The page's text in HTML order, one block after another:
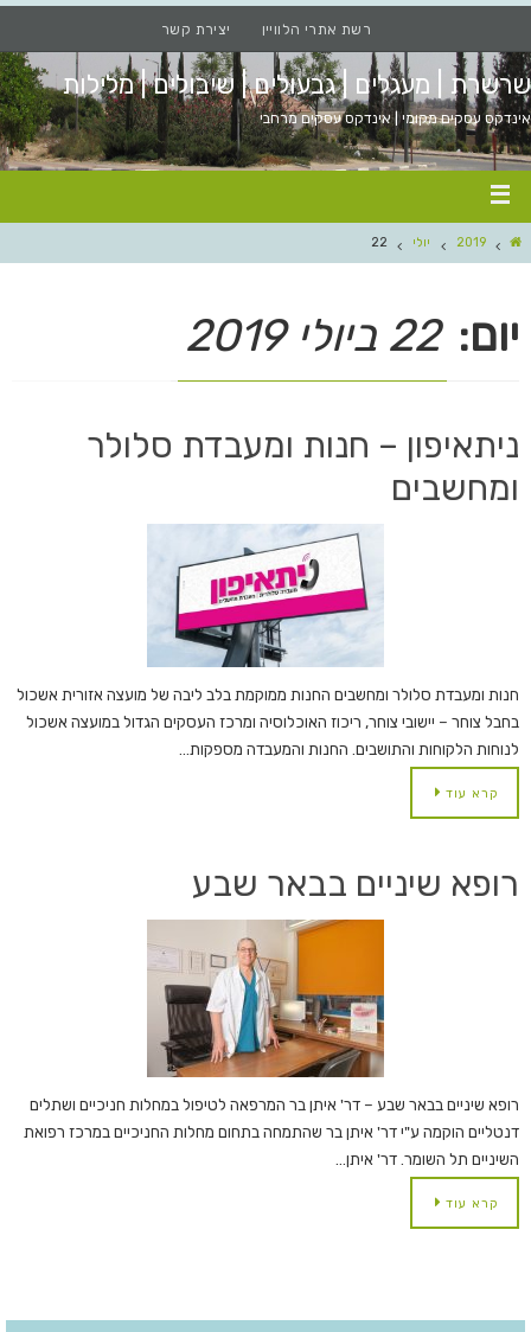
רשת אתרי הלוויין יצירת קשר
שרשרת | מעגלים | גבעולים | שיבולים | מלילות
אינדקס עסקים מקומי | אינדקס עסקים מרחבי
2019 יולי 22
יום: 22 ביולי 2019
ניתאיפון – חנות ומעבדת סלולר
ומחשבים
חנות ומעבדת סלולר ומחשבים החנות ממוקמת בלב ליבה של מועצה אזורית אשכול
בחבל צוחר – יישובי צוחר, ריכוז האוכלוסיה ומרכז העסקים הגדול במועצה אשכול
לנוחות הלקוחות והתושבים. החנות והמעבדה מספקות…
קרא עוד
רופא שיניים בבאר שבע
רופא שיניים בבאר שבע – דר' איתן בר המרפאה לטיפול במחלות חניכיים ושתלים
דנטליים הוקמה ע"י דר' איתן בר שהתמחה בתחום מחלות החניכיים במרכז רפואת
השיניים תל השומר. דר' איתן…
קרא עוד